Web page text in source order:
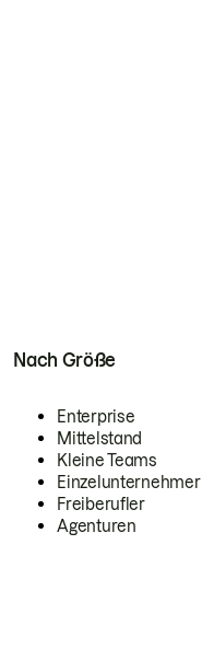
Nach Größe
Enterprise
Mittelstand
Kleine Teams
Einzelunternehmer
Freiberufler
Agenturen